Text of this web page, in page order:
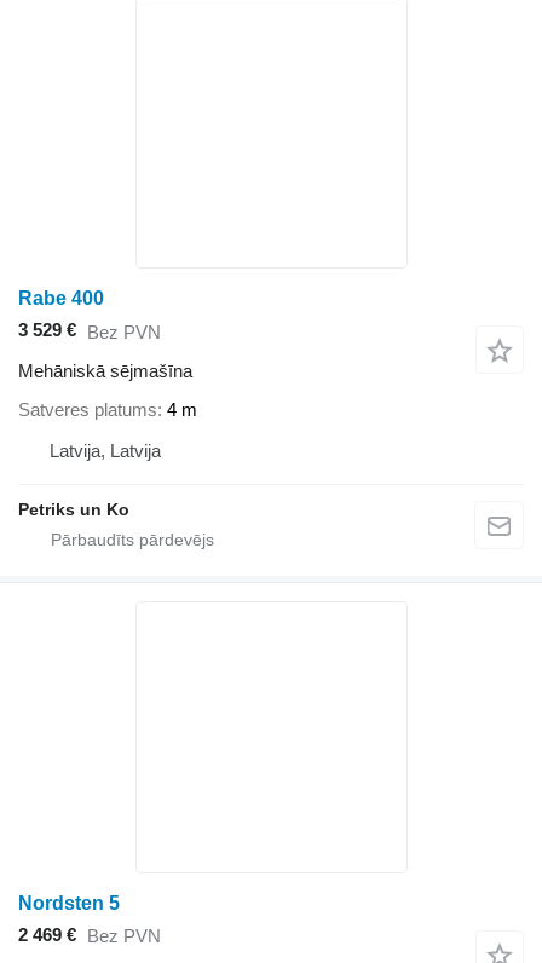
Rabe 400
3 529 € Bez PVN
Mehāniskā sējmašīna
Satveres platums 4 m
Latvija, Latvija
Petriks un Ko
Nordsten 5
2 469 €
Bez PVN